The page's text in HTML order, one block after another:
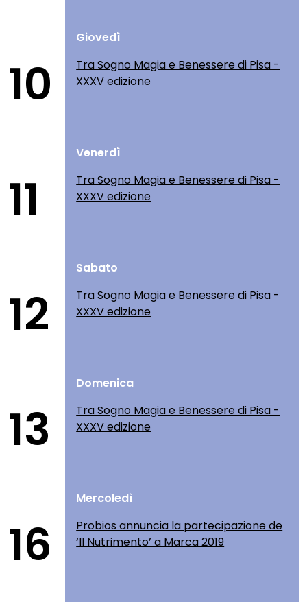
10
Giovedì
Tra Sogno Magia e Benessere di Pisa -
XXXV edizione
11
Venerdì
Tra Sogno Magia e Benessere di Pisa -
XXXV edizione
12
Sabato
Tra Sogno Magia e Benessere di Pisa -
XXXV edizione
13
Domenica
Tra Sogno Magia e Benessere di Pisa -
XXXV edizione
16
Mercoledì
Probios annuncia la partecipazione de
‘Il Nutrimento’ a Marca 2019